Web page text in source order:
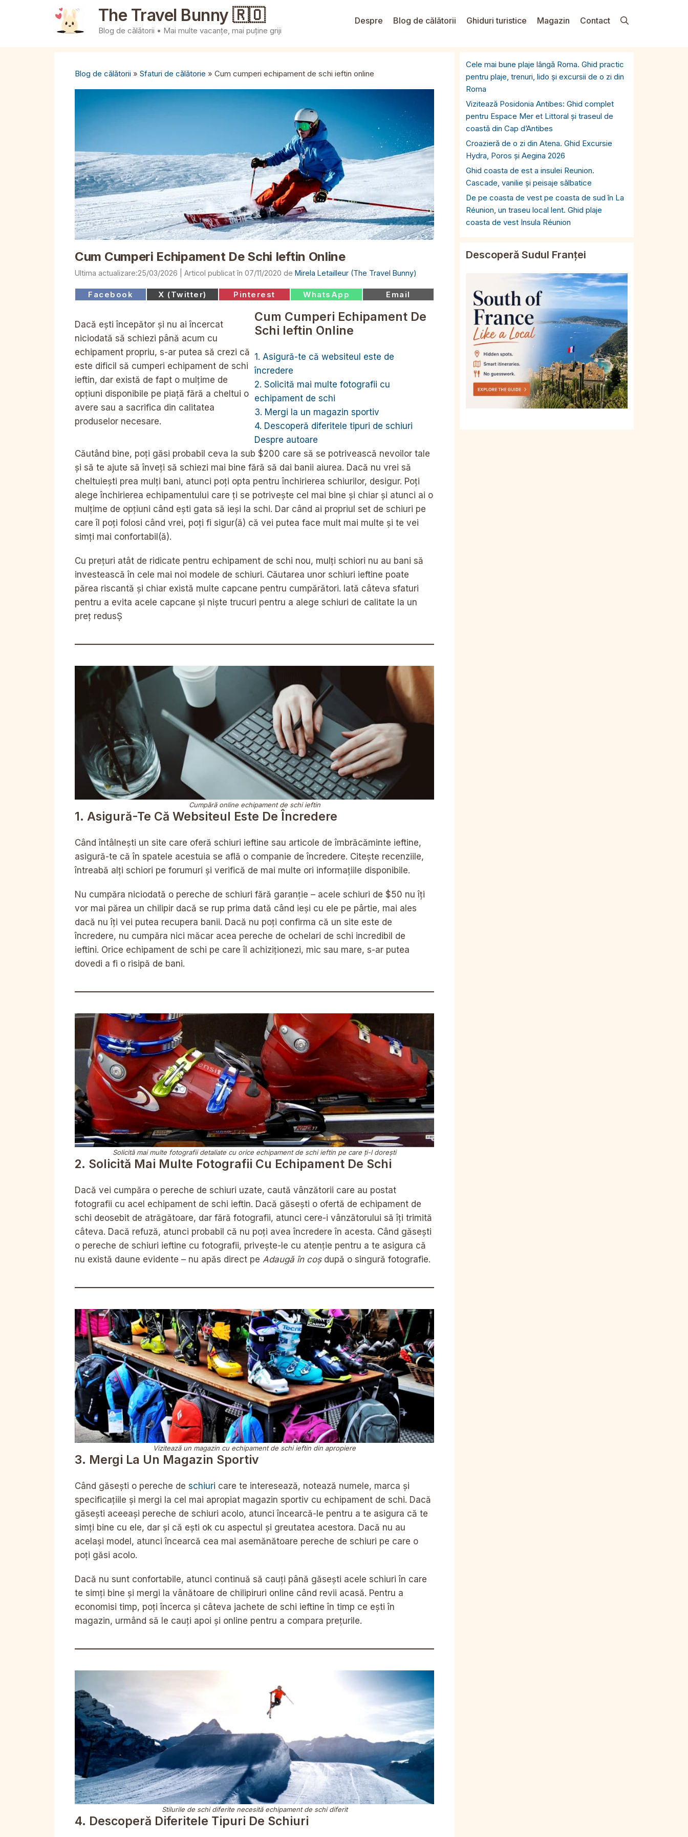
The Travel Bunny 🇷🇴
Blog de călătorii • Mai multe vacanțe, mai puține griji
Despre Blog de călătorii Ghiduri turistice Magazin Contact
Blog de călătorii » Sfaturi de călătorie » Cum cumperi echipament de schi ieftin online
Cum Cumperi Echipament De Schi Ieftin Online
25/03/2026 07/11/2020 de Mirela Letailleur (The Travel Bunny)
Share
on
Facebook Share
on
X (Twitter) Share
on
Pinterest Share
on
WhatsApp Share
on
Email
Dacă ești începător și nu ai încercat
niciodată să schiezi până acum cu
echipament propriu, s-ar putea să crezi că
este dificil să cumperi echipament de schi
ieftin, dar există de fapt o mulțime de
opțiuni disponibile pe piață fără a cheltui o
avere sau a sacrifica din calitatea
produselor necesare.
Cum Cumperi Echipament De
Schi Ieftin Online
1. Asigură-te că websiteul este de
încredere
2. Solicită mai multe fotografii cu
echipament de schi
3. Mergi la un magazin sportiv
4. Descoperă diferitele tipuri de schiuri
Despre autoare
Căutând bine, poți găsi probabil ceva la sub $200 care să se potrivească nevoilor tale
și să te ajute să înveți să schiezi mai bine fără să dai banii aiurea. Dacă nu vrei să
cheltuiești prea mulți bani, atunci poți opta pentru închirierea schiurilor, desigur. Poți
alege închirierea echipamentului care ți se potrivește cel mai bine și chiar și atunci ai o
mulțime de opțiuni când ești gata să ieși la schi. Dar când ai propriul set de schiuri pe
care îl poți folosi când vrei, poți fi sigur(ă) că vei putea face mult mai multe și te vei
simți mai confortabil(ă).
Cu prețuri atât de ridicate pentru echipament de schi nou, mulți schiori nu au bani să
investească în cele mai noi modele de schiuri. Căutarea unor schiuri ieftine poate
părea riscantă și chiar există multe capcane pentru cumpărători. Iată câteva sfaturi
pentru a evita acele capcane și niște trucuri pentru a alege schiuri de calitate la un
preț redusȘ
Cumpără online echipament de schi ieftin
1. Asigură-Te Că Websiteul Este De Încredere
Când întâlnești un site care oferă schiuri ieftine sau articole de îmbrăcăminte ieftine,
asigură-te că în spatele acestuia se află o companie de încredere. Citește recenziile,
întreabă alți schiori pe forumuri și verifică de mai multe ori informațiile disponibile.
Nu cumpăra niciodată o pereche de schiuri fără garanție – acele schiuri de $50 nu îți
vor mai părea un chilipir dacă se rup prima dată când ieși cu ele pe pârtie, mai ales
dacă nu îți vei putea recupera banii. Dacă nu poți confirma că un site este de
încredere, nu cumpăra nici măcar acea pereche de ochelari de schi incredibil de
ieftini. Orice echipament de schi pe care îl achiziționezi, mic sau mare, s-ar putea
dovedi a fi o risipă de bani.
Solicită mai multe fotografii detaliate cu orice echipament de schi ieftin pe care ți-l dorești
2. Solicită Mai Multe Fotografii Cu Echipament De Schi
Dacă vei cumpăra o pereche de schiuri uzate, caută vânzătorii care au postat
fotografii cu acel echipament de schi ieftin. Dacă găsești o ofertă de echipament de
schi deosebit de atrăgătoare, dar fără fotografii, atunci cere-i vânzătorului să îți trimită
câteva. Dacă refuză, atunci probabil că nu poți avea încredere în acesta. Când găsești
o pereche de schiuri ieftine cu fotografii, privește-le cu atenție pentru a te asigura că
nu există daune evidente – nu apăs direct pe Adaugă în coșdupă o singură fotografie.
Vizitează un magazin cu echipament de schi ieftin din apropiere
3. Mergi La Un Magazin Sportiv
Când găsești o pereche de schiuri care te interesează, notează numele, marca și
specificațiile și mergi la cel mai apropiat magazin sportiv cu echipament de schi. Dacă
găsești aceeași pereche de schiuri acolo, atunci încearcă-le pentru a te asigura că te
simți bine cu ele, dar și că ești ok cu aspectul și greutatea acestora. Dacă nu au
același model, atunci încearcă cea mai asemănătoare pereche de schiuri pe care o
poți găsi acolo.
Dacă nu sunt confortabile, atunci continuă să cauți până găsești acele schiuri în care
te simți bine și mergi la vânătoare de chilipiruri online când revii acasă. Pentru a
economisi timp, poți încerca și câteva jachete de schi ieftine în timp ce ești în
magazin, urmând să le cauți apoi și online pentru a compara prețurile.
Stilurile de schi diferite necesită echipament de schi diferit
4. Descoperă Diferitele Tipuri De Schiuri
Cele mai bune plaje lângă Roma. Ghid practic
pentru plaje, trenuri, lido și excursii de o zi din
Roma
Vizitează Posidonia Antibes: Ghid complet
pentru Espace Mer et Littoral și traseul de
coastă din Cap d’Antibes
Croazieră de o zi din Atena. Ghid Excursie
Hydra, Poros și Aegina 2026
Ghid coasta de est a insulei Reunion.
Cascade, vanilie și peisaje sălbatice
De pe coasta de vest pe coasta de sud în La
Réunion, un traseu local lent. Ghid plaje
coasta de vest Insula Réunion
Descoperă Sudul Franței